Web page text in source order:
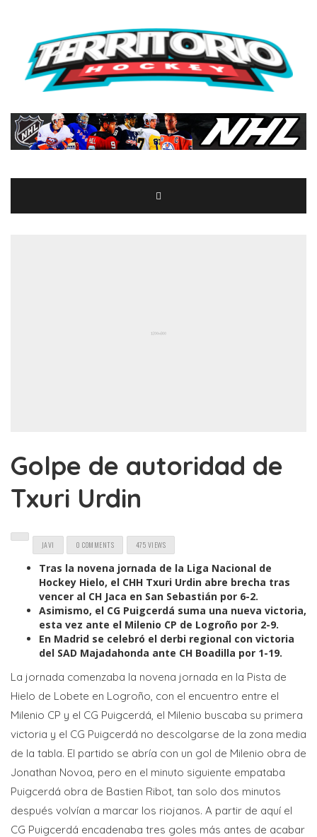
Golpe de autoridad de
Txuri Urdin
JAVI 0 COMMENTS 475 VIEWS
Tras la novena jornada de la Liga Nacional de
Hockey Hielo, el CHH Txuri Urdin abre brecha tras
vencer al CH Jaca en San Sebastián por 6-2.
Asimismo, el CG Puigcerdá suma una nueva victoria,
esta vez ante el Milenio CP de Logroño por 2-9.
En Madrid se celebró el derbi regional con victoria
del SAD Majadahonda ante CH Boadilla por 1-19.
La jornada comenzaba la novena jornada en la Pista de
Hielo de Lobete en Logroño, con el encuentro entre el
Milenio CP y el CG Puigcerdá, el Milenio buscaba su primera
victoria y el CG Puigcerdá no descolgarse de la zona media
de la tabla. El partido se abría con un gol de Milenio obra de
Jonathan Novoa, pero en el minuto siguiente empataba
Puigcerdá obra de Bastien Ribot, tan solo dos minutos
después volvían a marcar los riojanos. A partir de aquí el
CG Puigcerdá encadenaba tres goles más antes de acabar